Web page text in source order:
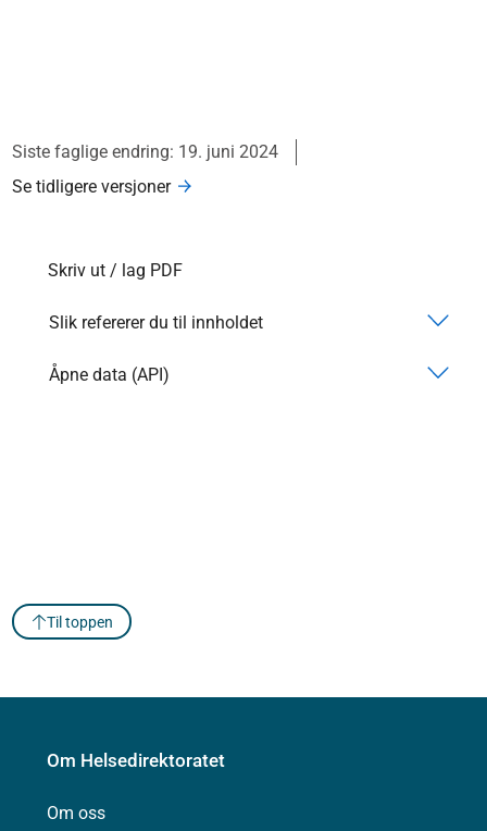
Siste faglige endring: 19. juni 2024
Se tidligere versjoner
Skriv ut / lag PDF
Slik refererer du til innholdet
Åpne data (API)
Til toppen
Om Helsedirektoratet
Om oss